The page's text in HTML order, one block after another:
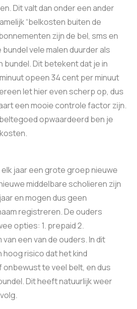
Dit valt dan onder een ander
“belkosten buiten de
zijn de bel, sms en
vele malen duurder als
Dit betekent dat je in
opeen 34 cent per minuut
let hier even scherp op, dus
een mooie controle factor zijn.
opwaardeerd ben je
jaar een grote groep nieuwe
middelbare scholieren zijn
en mogen dus geen
registreren. De ouders
opties: 1. prepaid 2.
een van de ouders. In dit
risico dat het kind
te veel belt, en dus
Dit heeft natuurlijk weer